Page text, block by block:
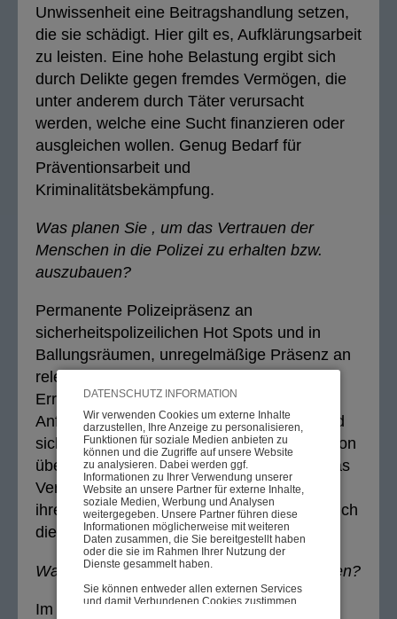
DATENSCHUTZ INFORMATION
Wir verwenden Cookies um externe Inhalte
darzustellen, Ihre Anzeige zu personalisieren,
Funktionen für soziale Medien anbieten zu
können und die Zugriffe auf unsere Website
zu analysieren. Dabei werden ggf.
Informationen zu Ihrer Verwendung unserer
Website an unsere Partner für externe Inhalte,
soziale Medien, Werbung und Analysen
weitergegeben. Unsere Partner führen diese
Informationen möglicherweise mit weiteren
Daten zusammen, die Sie bereitgestellt haben
oder die sie im Rahmen Ihrer Nutzung der
Dienste gesammelt haben.
Sie können entweder allen externen Services
und damit Verbundenen Cookies zustimmen,
Unwissenheit eine Beitragshandlung setzen,
die sie schädigt. Hier gilt es, Aufklärungsarbeit
zu leisten. Eine hohe Belastung ergibt sich
durch Delikte gegen fremdes Vermögen, die
unter anderem durch Täter verursacht
werden, welche eine Sucht finanzieren oder
ausgleichen wollen. Genug Bedarf für
Präventionsarbeit und
Kriminalitätsbekämpfung.
Was planen Sie , um das Vertrauen der
Menschen in die Polizei zu erhalten bzw.
auszubauen?
Permanente Polizeipräsenz an
sicherheitspolizeilichen Hot Spots und in
Ballungsräumen, unregelmäßige Präsenz an
relevanten Orten und Plätzen, jederzeitige
Erreichbarkeit am Notruf und kurze
Anfahrtszeiten, professionelle Beratung und
sicherheitspolizeiliche Betreuung, Information
über bedeutsame Entwicklungen, die für das
Vertrauen der Menschen in dieser Stadt in
ihre Polizei wesentlich sind. Das sind für mich
die Planungsfaktoren der nächsten Jahre.
Was wollen Sie in fünf Jahren erreicht haben?
Im April 2023 soll in Wien ein Gefühl des